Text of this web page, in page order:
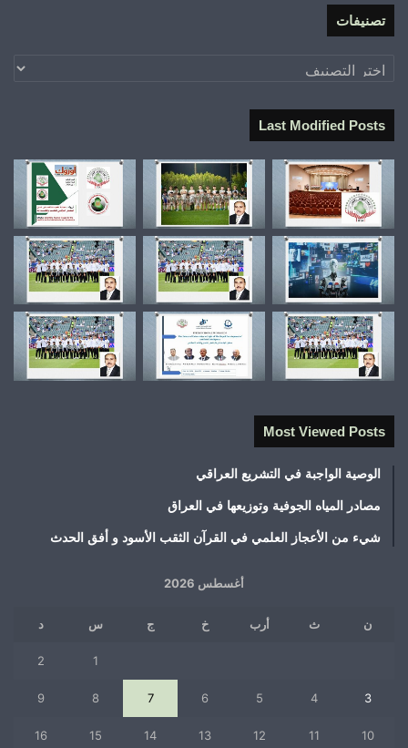
تصنيفات
تصنيفات
Last Modified Posts
Most Viewed Posts
الوصية الواجبة في التشريع العراقي
مصادر المياه الجوفية وتوزيعها في العراق
شيء من الأعجاز العلمي في القرآن الثقب الأسود و أفق الحدث
أغسطس 2026
ن ث أرب خ ج س د
1
2
3
4
5
6
7
8
9
10
11
12
13
14
15
16